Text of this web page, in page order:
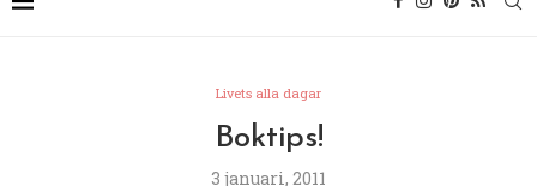
Livets alla dagar
Boktips!
3 januari, 2011